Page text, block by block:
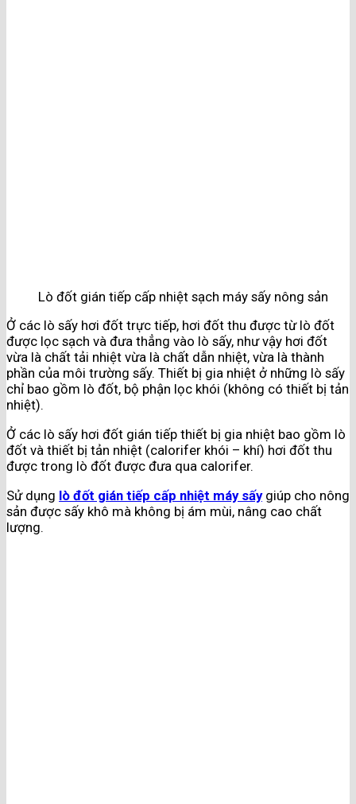
Lò đốt gián tiếp cấp nhiệt sạch máy sấy nông sản
Ở các lò sấy hơi đốt trực tiếp, hơi đốt thu được từ lò đốt
được lọc sạch và đưa thẳng vào lò sấy, như vậy hơi đốt
vừa là chất tải nhiệt vừa là chất dẫn nhiệt, vừa là thành
phần của môi trường sấy. Thiết bị gia nhiệt ở những lò sấy
chỉ bao gồm lò đốt, bộ phận lọc khói (không có thiết bị tản
nhiệt).
Ở các lò sấy hơi đốt gián tiếp thiết bị gia nhiệt bao gồm lò
đốt và thiết bị tản nhiệt (calorifer khói – khí) hơi đốt thu
được trong lò đốt được đưa qua calorifer.
Sử dụng lò đốt gián tiếp cấp nhiệt máy sấygiúp cho nông
sản được sấy khô mà không bị ám mùi, nâng cao chất
lượng.